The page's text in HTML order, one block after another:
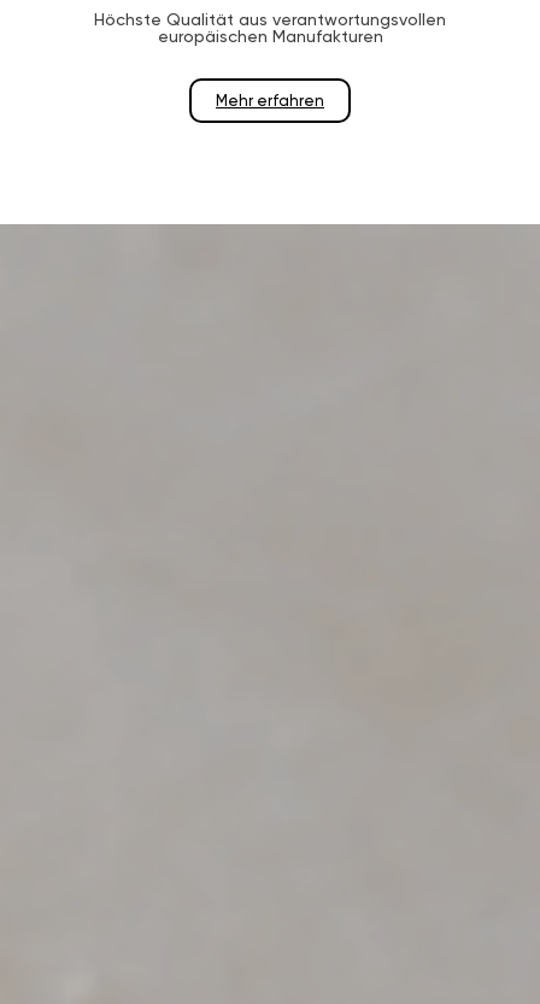
Höchste Qualität aus verantwortungsvollen
europäischen Manufakturen
Mehr erfahren